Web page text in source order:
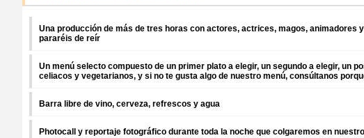
Una producción de más de tres horas con actores, actrices, magos, animadores
pararéis de reír
Un menú selecto compuesto de un primer plato a elegir, un segundo a elegir, un
celiacos y vegetarianos, y si no te gusta algo de nuestro menú, consúltanos
Barra libre de vino, cerveza, refrescos y agua
Photocall y reportaje fotográfico durante toda la noche que colgaremos en